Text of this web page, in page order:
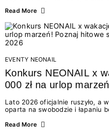
świata beauty i
zmysłami: przez soczysty
orzeźwiający zapach i słodki
NEONAIL łączy siły z marką
na styku jedzenia i piękna....
Read More
EVENTY NEONAIL
Konkurs NEONAIL x
000 zł na urlop
Lato 2026 oficjalnie ruszyło, a
oparta na swobodzie i łapaniu
doświadczenia wakacji – od
Read More